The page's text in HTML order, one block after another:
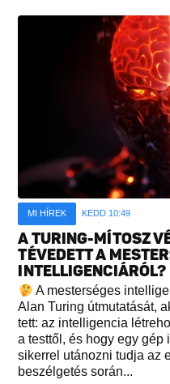
MI HÍREK KEDD 10:49
A TURING-MÍTOSZ
TÉVEDETT A
INTELLIGENCIÁRÓL?
A mesterséges
Alan Turing útmutatását,
tett: az intelligencia
a testtől, és hogy egy
sikerrel utánozni tudja az
beszélgetés során...